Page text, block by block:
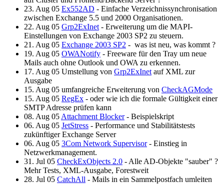
23. Aug 05 Ex552AD - Einfache Verzeichnissynchronisation
zwischen Exchange 5.5 und 2000 Organisationen.
22. Aug 05 Grp2ExInet - Erweiterung um die MAPI-
Einstellungen von Exchange 2003 SP2 zu steuern.
21. Aug 05 Exchange 2003 SP2 - was ist neu, was kommt ?
19. Aug 05 OWANotify - Freeware für den Tray um neue
Mails auch ohne Outlook und OWA zu erkennen.
17. Aug 05 Umstellung von Grp2ExInet auf XML zur
Ausgabe
15. Aug 05 umfangreiche Erweiterung von CheckAGMode
15. Aug 05 RegEx - oder wie ich die formale Gültigkeit einer
SMTP Adresse prüfen kann
08. Aug 05 Attachment Blocker- Beispielskript
06. Aug 05 JetStress - Performance und Stabilitätstests
zukünftiger Exchange Server
06. Aug 05 3Com Network Supervisor- Einstieg in
Netzwerkmanagement.
31. Jul 05 CheckExObjects 2.0 - Alle AD-Objekte "sauber" ?
Mehr Tests, XML-Ausgabe, Forestweit
28. Jul 05 CatchAll - Mails in ein Sammelpostfach umleiten